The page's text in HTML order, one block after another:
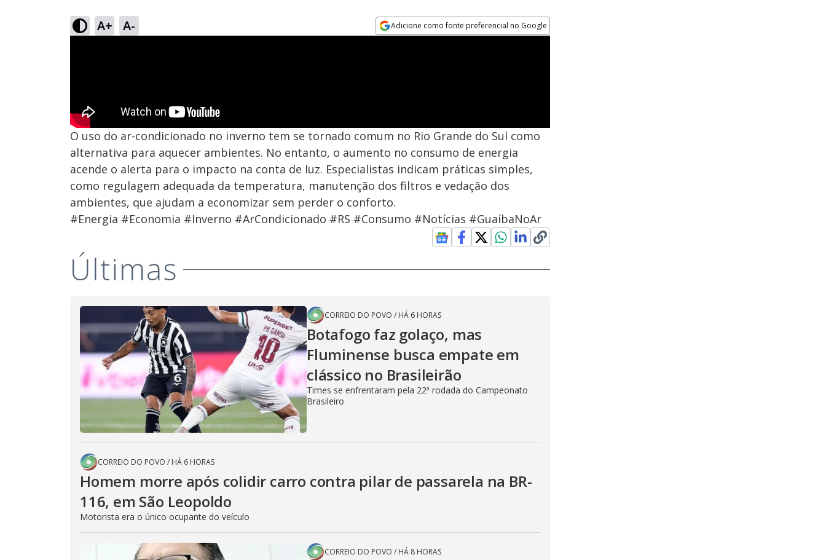
A+ A- Adicione como fonte preferencial no Google
O uso do ar-condicionado no inverno tem se tornado comum no Rio Grande do Sul como
alternativa para aquecer ambientes. No entanto, o aumento no consumo de energia
acende o alerta para o impacto na conta de luz. Especialistas indicam práticas simples,
como regulagem adequada da temperatura, manutenção dos filtros e vedação dos
ambientes, que ajudam a economizar sem perder o conforto.
#Energia #Economia #Inverno #ArCondicionado #RS #Consumo #Notícias #GuaíbaNoAr
Últimas
CORREIO DO POVO / HÁ 6 HORAS
Botafogo faz golaço, mas
Fluminense busca empate em
clássico no Brasileirão
Times se enfrentaram pela 22ª rodada do Campeonato
Brasileiro
CORREIO DO POVO / HÁ 6 HORAS
Homem morre após colidir carro contra pilar de passarela na BR-
116, em São Leopoldo
Motorista era o único ocupante do veículo
CORREIO DO POVO / HÁ 8 HORAS